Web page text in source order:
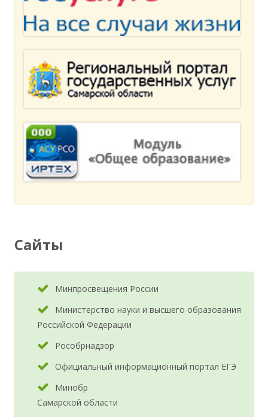
Сайты
Минпросвещения России
Министерство науки и высшего образования
Российской Федерации
Рособрнадзор
Официальный информационный портал ЕГЭ
Минобр
Самарской области